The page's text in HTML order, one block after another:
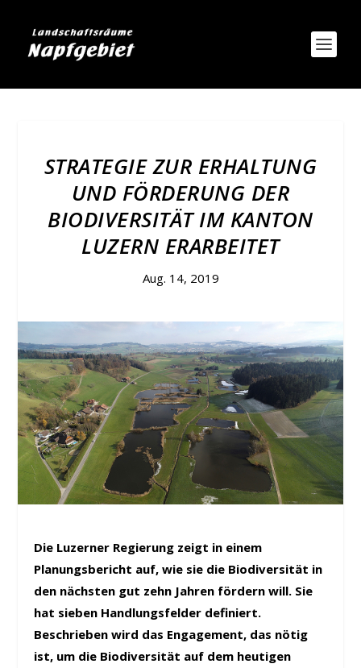
STRATEGIE ZUR ERHALTUNG
UND FÖRDERUNG DER
BIODIVERSITÄT IM KANTON
LUZERN ERARBEITET
Aug. 14, 2019
Die Luzerner Regierung zeigt in einem
Planungsbericht auf, wie sie die Biodiversität in
den nächsten gut zehn Jahren fördern will. Sie
hat sieben Handlungsfelder definiert.
Beschrieben wird das Engagement, das nötig
ist, um die Biodiversität auf dem heutigen